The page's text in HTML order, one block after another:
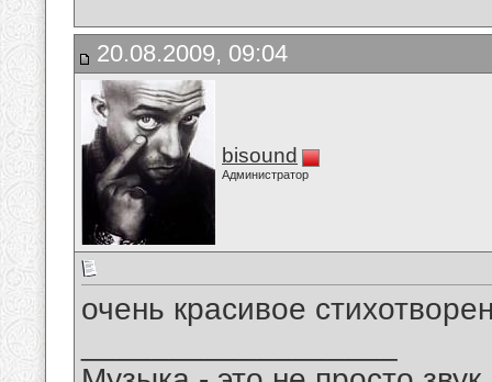
20.08.2009, 09:04
bisound
Администратор
очень красивое